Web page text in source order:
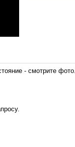
- смотрите фото.